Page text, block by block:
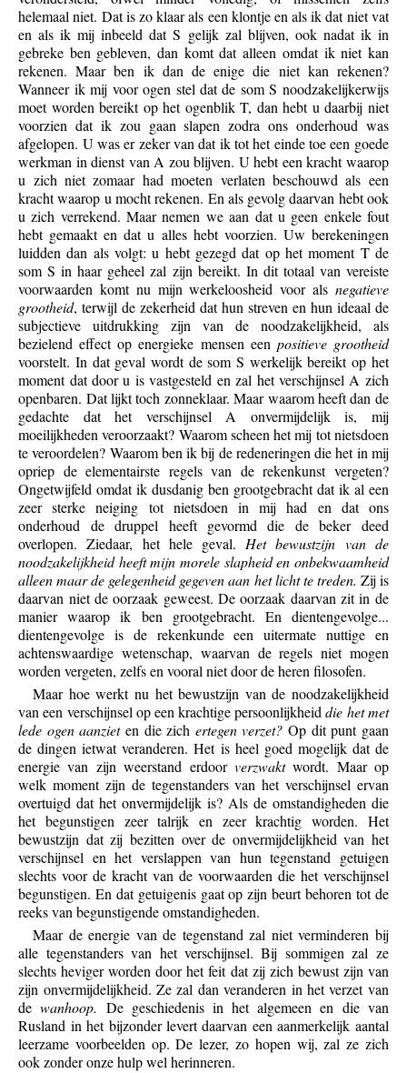
helemaal niet. Dat is zo klaar als een klontje en als ik dat niet vat
en als ik mij inbeeld dat S gelijk zal blijven, ook nadat ik in
gebreke ben gebleven, dan komt dat alleen omdat ik niet kan
rekenen. Maar ben ik dan de enige die niet kan rekenen?
Wanneer ik mij voor ogen stel dat de som S noodzakelijkerwijs
moet worden bereikt op het ogenblik T, dan hebt u daarbij niet
voorzien dat ik zou gaan slapen zodra ons onderhoud was
afgelopen. U was er zeker van dat ik tot het einde toe een goede
werkman in dienst van A zou blijven. U hebt een kracht waarop
u zich niet zomaar had moeten verlaten beschouwd als een
kracht waarop u mocht rekenen. En als gevolg daarvan hebt ook
u zich verrekend. Maar nemen we aan dat u geen enkele fout
hebt gemaakt en dat u alles hebt voorzien. Uw berekeningen
luidden dan als volgt: u hebt gezegd dat op het moment T de
som S in haar geheel zal zijn bereikt. In dit totaal van vereiste
voorwaarden komt nu mijn werkeloosheid voor als negatieve
grootheid, terwijl de zekerheid dat hun streven en hun ideaal de
subjectieve uitdrukking zijn van de noodzakelijkheid, als
bezielend effect op energieke mensen een positieve grootheid
voorstelt. In dat geval wordt de som S werkelijk bereikt op het
moment dat door u is vastgesteld en zal het verschijnsel A zich
openbaren. Dat lijkt toch zonneklaar. Maar waarom heeft dan de
gedachte dat het verschijnsel A onvermijdelijk is, mij
moeilijkheden veroorzaakt? Waarom scheen het mij tot nietsdoen
te veroordelen? Waarom ben ik bij de redeneringen die het in mij
opriep de elementairste regels van de rekenkunst vergeten?
Ongetwijfeld omdat ik dusdanig ben grootgebracht dat ik al een
zeer sterke neiging tot nietsdoen in mij had en dat ons
onderhoud de druppel heeft gevormd die de beker deed
overlopen. Ziedaar, het hele geval. Het bewustzijn van de
noodzakelijkheid heeft mijn morele slapheid en onbekwaamheid
alleen maar de gelegenheid gegeven aan het licht te treden. Zij is
daarvan niet de oorzaak geweest. De oorzaak daarvan zit in de
manier waarop ik ben grootgebracht. En dientengevolge...
dientengevolge is de rekenkunde een uitermate nuttige en
achtenswaardige wetenschap, waarvan de regels niet mogen
worden vergeten, zelfs en vooral niet door de heren filosofen.
Maar hoe werkt nu het bewustzijn van de noodzakelijkheid
van een verschijnsel op een krachtige persoonlijkheiddie het met
lede ogen aanzieten die zich ertegen verzet? Op dit punt gaan
de dingen ietwat veranderen. Het is heel goed mogelijk dat de
energie van zijn weerstand erdoor verzwaktwordt. Maar op
welk moment zijn de tegenstanders van het verschijnsel ervan
overtuigd dat het onvermijdelijk is? Als de omstandigheden die
het begunstigen zeer talrijk en zeer krachtig worden. Het
bewustzijn dat zij bezitten over de onvermijdelijkheid van het
verschijnsel en het verslappen van hun tegenstand getuigen
slechts voor de kracht van de voorwaarden die het verschijnsel
begunstigen. En dat getuigenis gaat op zijn beurt behoren tot de
reeks van begunstigende omstandigheden.
Maar de energie van de tegenstand zal niet verminderen bij
alle tegenstanders van het verschijnsel. Bij sommigen zal ze
slechts heviger worden door het feit dat zij zich bewust zijn van
zijn onvermijdelijkheid. Ze zal dan veranderen in het verzet van
dewanhoop. De geschiedenis in het algemeen en die van
Rusland in het bijzonder levert daarvan een aanmerkelijk aantal
leerzame voorbeelden op. De lezer, zo hopen wij, zal ze zich
ook zonder onze hulp wel herinneren.